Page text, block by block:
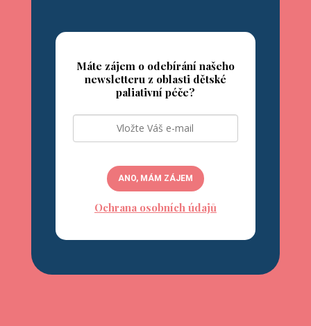
Máte zájem o odebírání našeho
newsletteru z oblasti dětské
paliativní péče?
ANO, MÁM ZÁJEM
Ochrana osobních údajů